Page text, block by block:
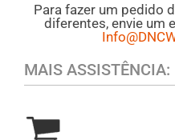
Para fazer um pedido
diferentes, envie um
MAIS ASSISTÊNCIA: